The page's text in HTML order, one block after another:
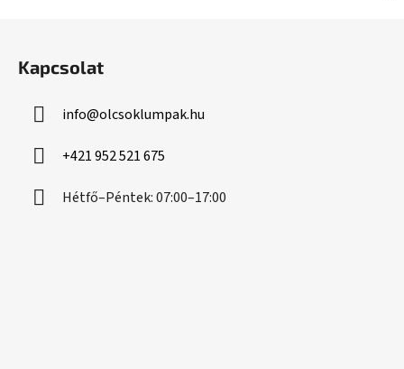
Kapcsolat
info@olcsoklumpak.hu
+421 952 521 675
Hétfő–Péntek: 07:00–17:00